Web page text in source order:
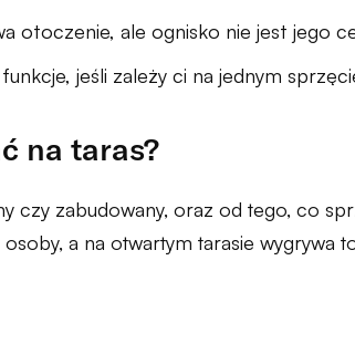
otoczenie, ale ognisko nie jest jego
jeśli zależy ci na jednym
na taras?
czy zabudowany, oraz od tego, co
a na otwartym tarasie wygrywa